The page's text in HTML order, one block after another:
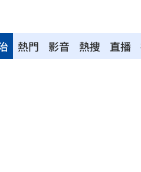
熱門 影音 熱搜 直播